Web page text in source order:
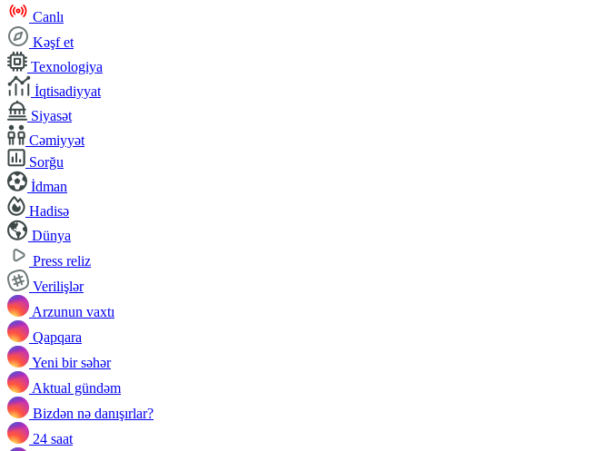
Canlı
Kəşf et
Texnologiya
İqtisadiyyat
Siyasət
Cəmiyyət
Sorğu
İdman
Hadisə
Dünya
Press reliz
Verilişlər
Arzunun vaxtı
Qapqara
Yeni bir səhər
Aktual gündəm
Bizdən nə danışırlar?
24 saat